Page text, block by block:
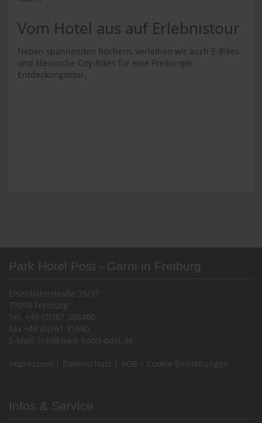
Vom Hotel aus auf Erlebnistour
Neben spannenden Büchern, verleihen wir auch E-Bikes
und klassische City-Bikes für eine Freiburger
Entdeckungstour.
Park Hotel Post - Garni in Freiburg
Eisenbahnstraße 35/37
79098 Freiburg
Tel. +49 (0)761 385480
Fax +49 (0)761 31680
E-Mail:
info@park-hotel-post.de
Impressum Datenschutz AGB Cookie Einstellungen
Infos & Service